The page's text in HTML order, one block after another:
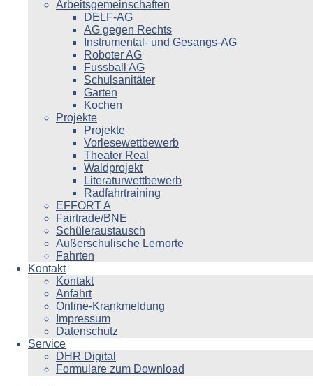
Arbeitsgemeinschaften
DELF-AG
AG gegen Rechts
Instrumental- und Gesangs-AG
Roboter AG
Fussball AG
Schulsanitäter
Garten
Kochen
Projekte
Projekte
Vorlesewettbewerb
Theater Real
Waldprojekt
Literaturwettbewerb
Radfahrtraining
EFFORT A
Fairtrade/BNE
Schüleraustausch
Außerschulische Lernorte
Fahrten
Kontakt
Kontakt
Anfahrt
Online-Krankmeldung
Impressum
Datenschutz
Service
DHR Digital
Formulare zum Download